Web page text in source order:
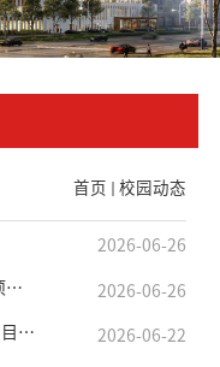
首页 校园动态
2026-06-26
以评促建·以审提质 | 我校召开教材专项评审会 2026-06-26
机关党总支第三党支部开展观看红色剧目《信仰》主题党日活动 2026-06-22